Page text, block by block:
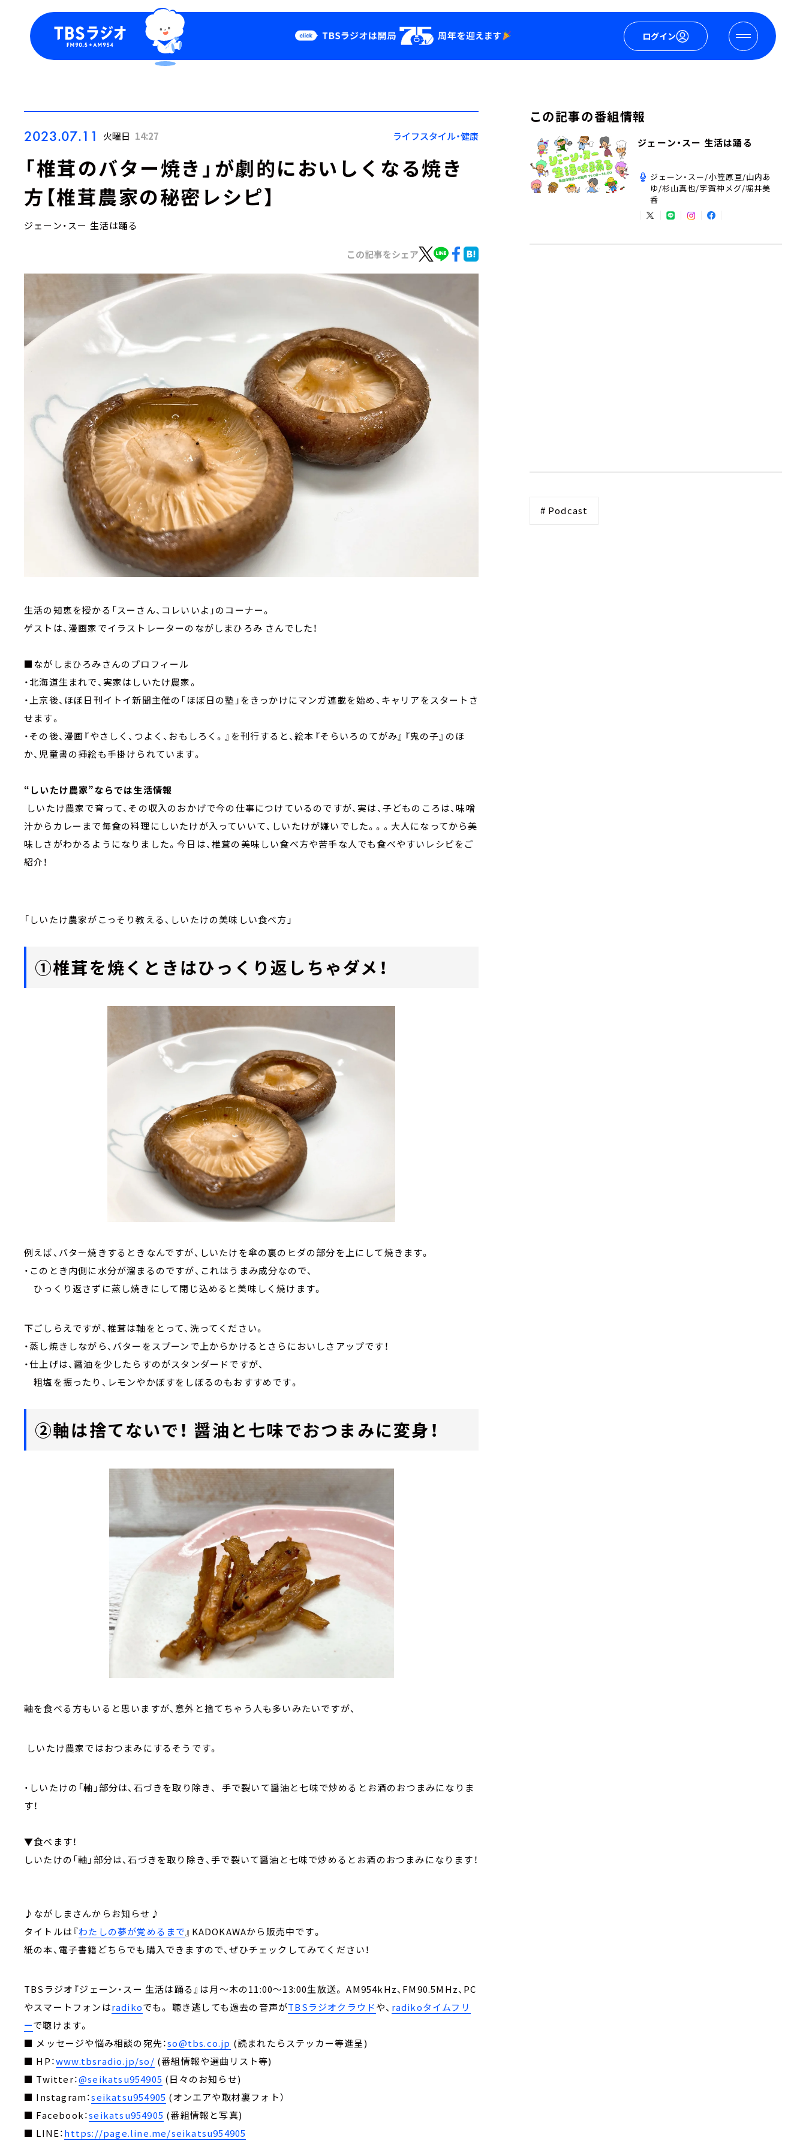
ログイン
Podcast
YouTube
会社情報
2023.07.11 火曜日 14:27 ライフスタイル・健康
「椎茸のバター焼き」が劇的においしくなる焼き
方【椎茸農家の秘密レシピ】
ジェーン・スー 生活は踊る
この記事をシェア
生活の知恵を授かる「スーさん、コレいいよ」のコーナー。
ゲストは、漫画家でイラストレーターのながしまひろみ さんでした！
■ながしまひろみさんのプロフィール
・北海道生まれで、実家はしいたけ農家。
・上京後、ほぼ日刊イトイ新聞主催の「ほぼ日の塾」をきっかけにマンガ連載を始め、キャリアをスタートさ
せます。
・その後、漫画『やさしく、つよく、おもしろく。』を刊行すると、絵本『そらいろのてがみ』『鬼の子』のほ
か、児童書の挿絵も手掛けられています。
“しいたけ農家”ならでは生活情報
しいたけ農家で育って、その収入のおかげで今の仕事につけているのですが、実は、子どものころは、味噌
汁からカレーまで毎食の料理にしいたけが入っていいて、しいたけが嫌いでした。。。大人になってから美
味しさがわかるようになりました。今日は、椎茸の美味しい食べ方や苦手な人でも食べやすいレシピをご
紹介！
「しいたけ農家がこっそり教える、しいたけの美味しい食べ方」
①椎茸を焼くときはひっくり返しちゃダメ！
例えば、バター焼きするときなんですが、しいたけを傘の裏のヒダの部分を上にして焼きます。
・このとき内側に水分が溜まるのですが、これはうまみ成分なので、
ひっくり返さずに蒸し焼きにして閉じ込めると美味しく焼けます。
下ごしらえですが、椎茸は軸をとって、洗ってください。
・蒸し焼きしながら、バターをスプーンで上からかけるとさらにおいしさアップです！
・仕上げは、醤油を少したらすのがスタンダードですが、
粗塩を振ったり、レモンやかぼすをしぼるのもおすすめです。
②軸は捨てないで！ 醤油と七味でおつまみに変身！
軸を食べる方もいると思いますが、意外と捨てちゃう人も多いみたいですが、
しいたけ農家ではおつまみにするそうです。
・しいたけの「軸」部分は、石づきを取り除き、 手で裂いて醤油と七味で炒めるとお酒のおつまみになりま
す！
▼食べます！
しいたけの「軸」部分は、石づきを取り除き、手で裂いて醤油と七味で炒めるとお酒のおつまみになります！
♪ながしまさんからお知らせ♪
タイトルは『わたしの夢が覚めるまで』KADOKAWAから販売中です。
紙の本、電子書籍どちらでも購入できますので、ぜひチェックしてみてください！
TBSラジオ『ジェーン・スー 生活は踊る』は月～木の11:00～13:00生放送。 AM954kHz、FM90.5MHz、PC
やスマートフォンはradikoでも。 聴き逃しても過去の音声がTBSラジオクラウドや、 radikoタイムフリ
ーで聴けます。
■ メッセージや悩み相談の宛先：so@tbs.co.jp (読まれたらステッカー等進呈)
■ HP：www.tbsradio.jp/so/ (番組情報や選曲リスト等)
■ Twitter：@seikatsu954905 (日々のお知らせ)
■ Instagram：seikatsu954905 (オンエアや取材裏フォト）
■ Facebook：seikatsu954905 (番組情報と写真)
■ LINE：https://page.line.me/seikatsu954905
この記事の番組情報
ジェーン・スー 生活は踊る
ジェーン・スー/小笠原亘/山内あ
ゆ/杉山真也/宇賀神メグ/堀井美
香
# Podcast